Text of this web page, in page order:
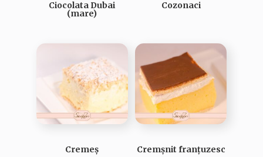
Ciocolata Dubai
(mare)
Cozonaci
Cremeș Cremșnit franțuzesc